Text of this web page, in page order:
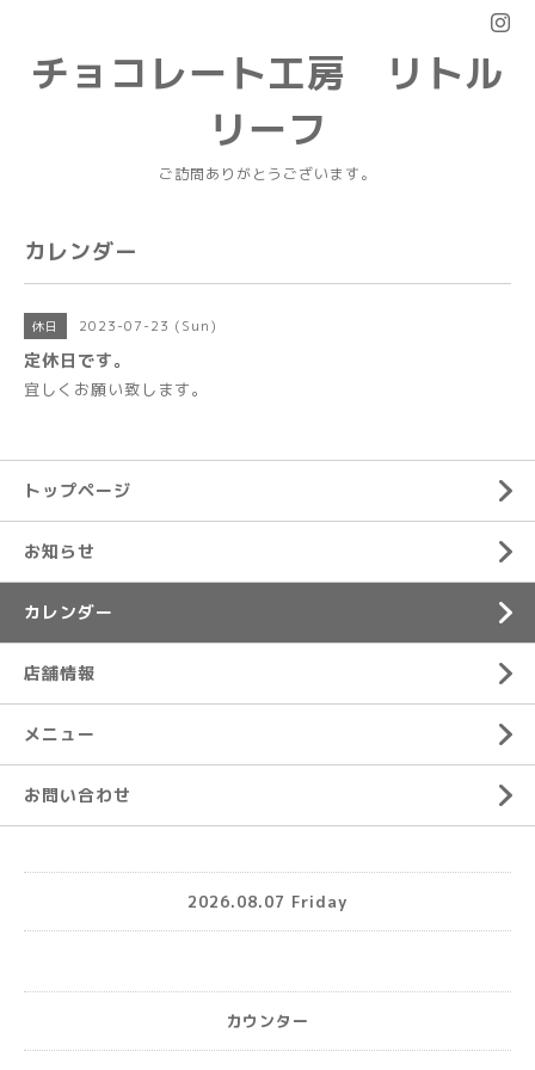
チョコレート工房 リトル
リーフ
ご訪問ありがとうございます。
カレンダー
休日 2023-07-23 (Sun)
定休日です。
宜しくお願い致します。
トップページ
お知らせ
カレンダー
店舗情報
メニュー
お問い合わせ
2026.08.07 Friday
カウンター